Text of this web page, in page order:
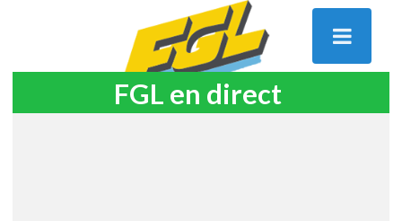
FGL en direct